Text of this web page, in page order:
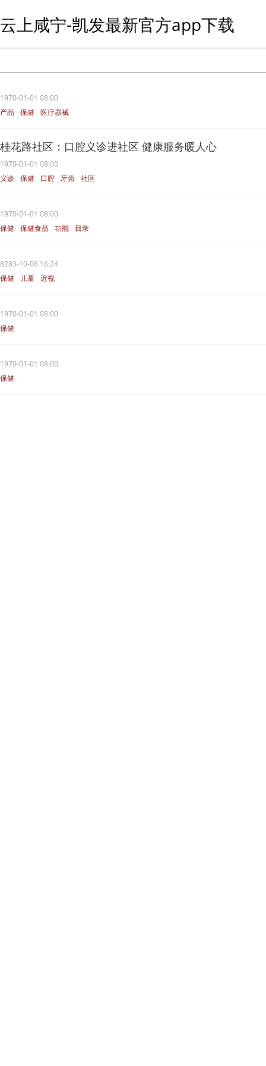
云上咸宁-凯发最新官方app下载
1970-01-01 08:00
产品 保健 医疗器械
桂花路社区：口腔义诊进社区 健康服务暖人心
1970-01-01 08:00
义诊 保健 口腔 牙齿 社区
1970-01-01 08:00
保健
保健食品 功能 目录
8283-10-06 16:24
保健
儿童 近视
1970-01-01 08:00
保健
1970-01-01 08:00
保健